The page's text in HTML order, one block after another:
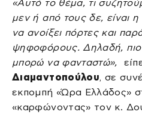
«Αυτό το θέμα, τι
μεν ή από τους δε, είναι
να ανοίξει πόρτες και
ψηφοφόρους. Δηλαδή, πιο
μπορώ να φανταστώ»,
Διαμαντοπούλου, σε
εκπομπή «Ώρα Ελλάδος»
«καρφώνοντας» τον κ.